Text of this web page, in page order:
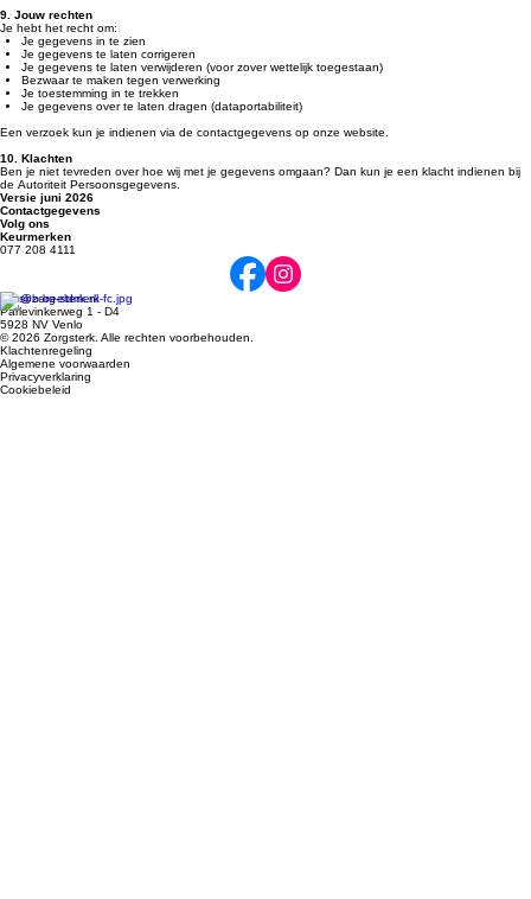
9. Jouw rechten
Je hebt het recht om:
Je gegevens in te zien
Je gegevens te laten corrigeren
Je gegevens te laten verwijderen (voor zover wettelijk toegestaan)
Bezwaar te maken tegen verwerking
Je toestemming in te trekken
Je gegevens over te laten dragen (dataportabiliteit)
Een verzoek kun je indienen via de contactgegevens op onze website.
10. Klachten
Ben je niet tevreden over hoe wij met je gegevens omgaan? Dan kun je een klacht indienen bij
de Autoriteit Persoonsgegevens.
Versie juni 2026
Contactgegevens
Volg ons
Keurmerken
077 208 4111
info@zorg-sterk.nl
Parlevinkerweg 1 - D4
5928 NV Venlo
© 2026 Zorgsterk. Alle rechten voorbehouden.
Klachtenregeling
Algemene voorwaarden
Privacyverklaring
Cookiebeleid